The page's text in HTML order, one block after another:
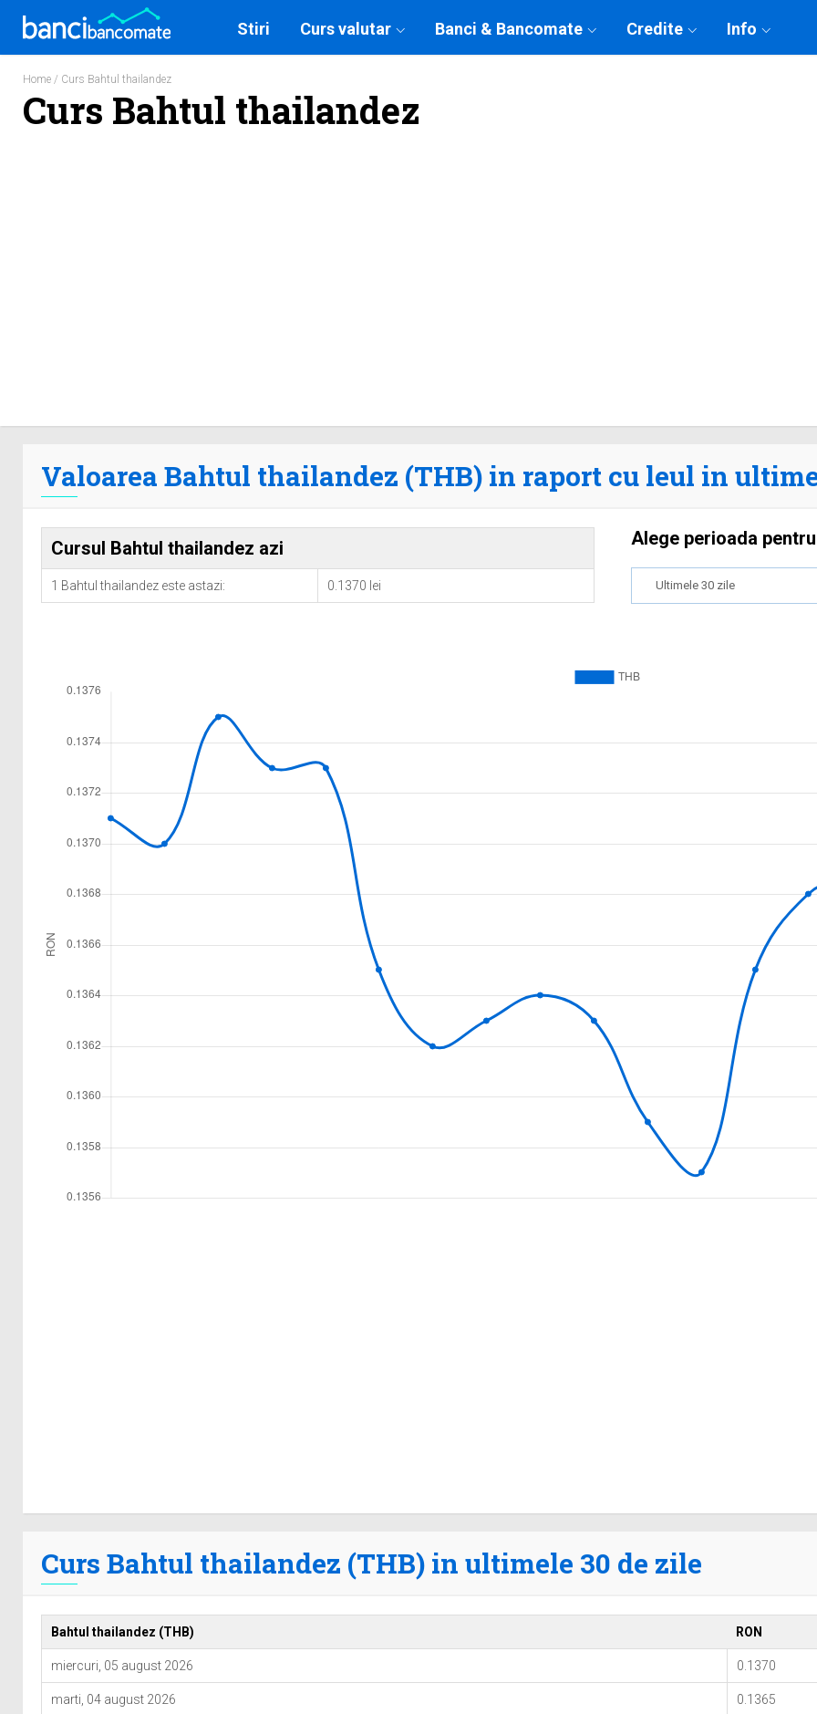
Stiri Curs valutar Banci & Bancomate Credite Info
Home / Curs Bahtul thailandez
Curs Bahtul thailandez
Valoarea Bahtul thailandez (THB) in raport cu leul in
Cursul Bahtul thailandez azi
1 Bahtul thailandez este astazi: 0.1370 lei
Alege perioada
Ultimele 30 zile
Curs Bahtul thailandez (THB) in ultimele 30 de zile
Bahtul thailandez (THB) RON
miercuri, 05 august 2026 0.1370
marti, 04 august 2026 0.1365